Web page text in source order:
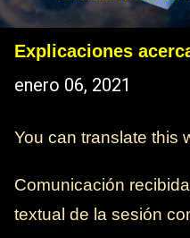
Explicaciones
enero 06, 2021
You can translate this
Comunicación
textual de la sesión